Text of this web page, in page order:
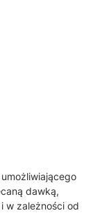
dawką,
w zależności od